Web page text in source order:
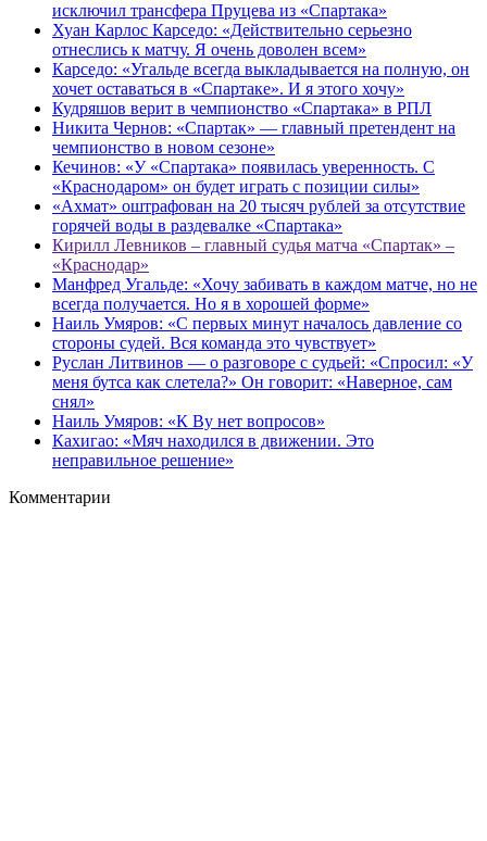
исключил трансфера Пруцева из «Спартака»
Хуан Карлос Карседо: «Действительно серьезно
отнеслись к матчу. Я очень доволен всем»
Карседо: «Угальде всегда выкладывается на полную, он
хочет оставаться в «Спартаке». И я этого хочу»
Кудряшов верит в чемпионство «Спартака» в РПЛ
Никита Чернов: «Спартак» — главный претендент на
чемпионство в новом сезоне»
Кечинов: «У «Спартака» появилась уверенность. С
«Краснодаром» он будет играть с позиции силы»
«Ахмат» оштрафован на 20 тысяч рублей за отсутствие
горячей воды в раздевалке «Спартака»
Кирилл Левников – главный судья матча «Спартак» –
«Краснодар»
Манфред Угальде: «Хочу забивать в каждом матче, но не
всегда получается. Но я в хорошей форме»
Наиль Умяров: «С первых минут началось давление со
стороны судей. Вся команда это чувствует»
Руслан Литвинов — о разговоре с судьей: «Спросил: «У
меня бутса как слетела?» Он говорит: «Наверное, сам
снял»
Наиль Умяров: «К Ву нет вопросов»
Кахигао: «Мяч находился в движении. Это
неправильное решение»
Комментарии